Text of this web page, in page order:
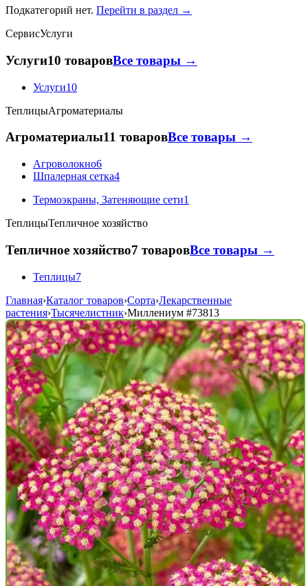
Подкатегорий нет. Перейти в раздел →
СервисУслуги
Услуги10 товаровВсе товары →
Услуги10
ТеплицыАгроматериалы
Агроматериалы11 товаровВсе товары →
Агроволокно6
Шпалерная сетка4
Термоэкраны, Затеняющие сети1
ТеплицыТепличное хозяйство
Тепличное хозяйство7 товаровВсе товары →
Теплицы7
Главная›Каталог товаров›Сорта›Лекарственные
растения›Тысячелистник›Миллениум #73813